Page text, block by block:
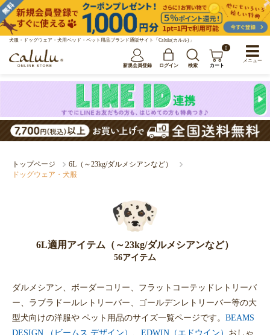
犬服・ドッグウェア・犬用ベッド・ペット用品ブランド通販サイト「Calulu(カルル)」
新規会員登録 ログイン 検索
0
カート
トップページ
6L（～23kg/ダルメシアンなど）
ドッグウェア・犬服
6L適用アイテム（～23kg/ダルメシアンなど）
56アイテム
ダルメシアン、ボーダーコリー、フラットコーテッドレトリーバ
ー、ラブラドールレトリーバー、ゴールデンレトリーバー等の大
型犬向けの洋服や ペット用品のサイズ一覧ページです。 BEAMS
DESIGN （ビームス デザイン）
EDWIN（エドウイン） おしゃ
メニュー